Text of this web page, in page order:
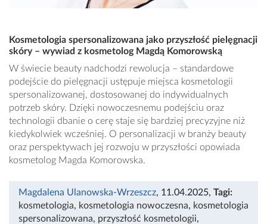
Kosmetologia spersonalizowana jako przyszłość pielęgnacji
skóry – wywiad z kosmetolog Magdą Komorowską
W świecie beauty nadchodzi rewolucja – standardowe
podejście do pielęgnacji ustępuje miejsca kosmetologii
spersonalizowanej, dostosowanej do indywidualnych
potrzeb skóry. Dzięki nowoczesnemu podejściu oraz
technologii dbanie o cerę staje się bardziej precyzyjne niż
kiedykolwiek wcześniej. O personalizacji w branży beauty
oraz perspektywach jej rozwoju w przyszłości opowiada
kosmetolog Magda Komorowska.
Magdalena Ulanowska-Wrzeszcz, 11.04.2025, Tagi:
kosmetologia, kosmetologia nowoczesna, kosmetologia
spersonalizowana, przyszłość kosmetologii,